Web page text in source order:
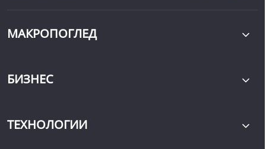
МАКРОПОГЛЕД
БИЗНЕС
ТЕХНОЛОГИИ